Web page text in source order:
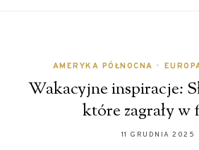
AMERYKA PÓŁNOCNA •
Wakacyjne inspiracje:
które zagrały w
11 GRUDNIA 2025